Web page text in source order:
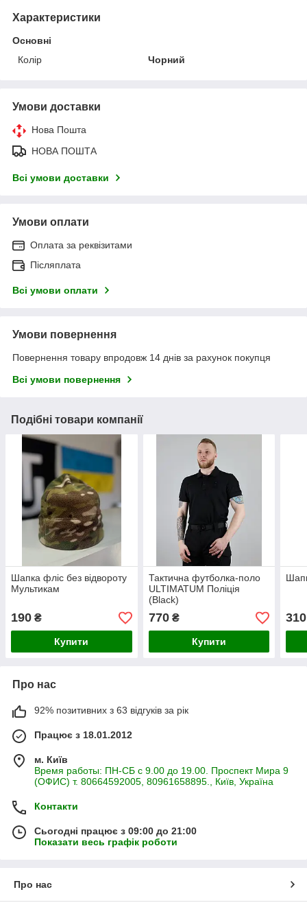
Характеристики
Основні
Колір
Чорний
Умови доставки
Нова Пошта
НОВА ПОШТА
Всі умови доставки
Умови оплати
Оплата за реквізитами
Післяплата
Всі умови оплати
Умови повернення
Повернення товару впродовж 14 днів за рахунок покупця
Всі умови повернення
Подібні товари компанії
Шапка фліс без відвороту
Мультикам
190 ₴
Купити
Тактична футболка-поло
ULTIMATUM Поліція
(Black)
770₴
Купити
310
Про нас
92% позитивних з 63 відгуків за рік
Працює з 18.01.2012
м. Київ
Время работы: ПН-СБ с 9.00 до 19.00. Проспект Мира 9
(ОФИС) т. 80664592005, 80961658895., Київ, Україна
Контакти
Сьогодні працює з 09:00 до 21:00
Показати весь графік роботи
Про нас